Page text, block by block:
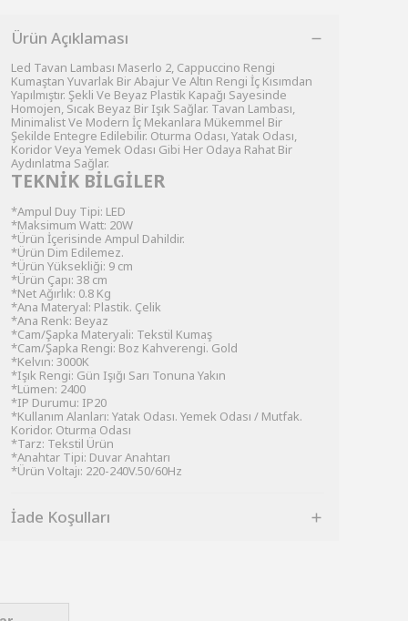
Ürün Açıklaması
Led Tavan Lambası Maserlo 2, Cappuccino Rengi
Kumaştan Yuvarlak Bir Abajur Ve Altın Rengi İç Kısımdan
Yapılmıştır. Şekli Ve Beyaz Plastik Kapağı Sayesinde
Homojen, Sıcak Beyaz Bir Işık Sağlar. Tavan Lambası,
Minimalist Ve Modern İç Mekanlara Mükemmel Bir
Şekilde Entegre Edilebilir. Oturma Odası, Yatak Odası,
Koridor Veya Yemek Odası Gibi Her Odaya Rahat Bir
Aydınlatma Sağlar.
TEKNİK BİLGİLER
*Ampul Duy Tipi: LED
*Maksimum Watt: 20W
*Ürün İçerisinde Ampul Dahildir.
*Ürün Dim Edilemez.
*Ürün Yüksekliği: 9 cm
*Ürün Çapı: 38 cm
*Net Ağırlık: 0.8 Kg
*Ana Materyal: Plastik. Çelik
*Ana Renk: Beyaz
*Cam/Şapka Materyali: Tekstil Kumaş
*Cam/Şapka Rengi: Boz Kahverengi. Gold
*Kelvın: 3000K
*Işık Rengi: Gün Işığı Sarı Tonuna Yakın
*Lümen: 2400
*IP Durumu: IP20
*Kullanım Alanları: Yatak Odası. Yemek Odası / Mutfak.
Koridor. Oturma Odası
*Tarz: Tekstil Ürün
*Anahtar Tipi: Duvar Anahtarı
*Ürün Voltajı: 220-240V.50/60Hz
İade Koşulları